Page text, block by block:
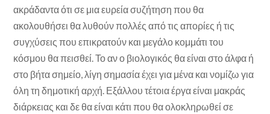
ακράδαντα ότι σε μια ευρεία συζήτηση που θα
ακολουθήσει θα λυθούν πολλές από τις απορίες ή τις
συγχύσεις που επικρατούν και μεγάλο κομμάτι του
κόσμου θα πεισθεί. Το αν ο βιολογικός θα είναι στο άλφα ή
στο βήτα σημείο, λίγη σημασία έχει για μένα και νομίζω για
όλη τη δημοτική αρχή. Εξάλλου τέτοια έργα είναι μακράς
διάρκειας και δε θα είναι κάτι που θα ολοκληρωθεί σε